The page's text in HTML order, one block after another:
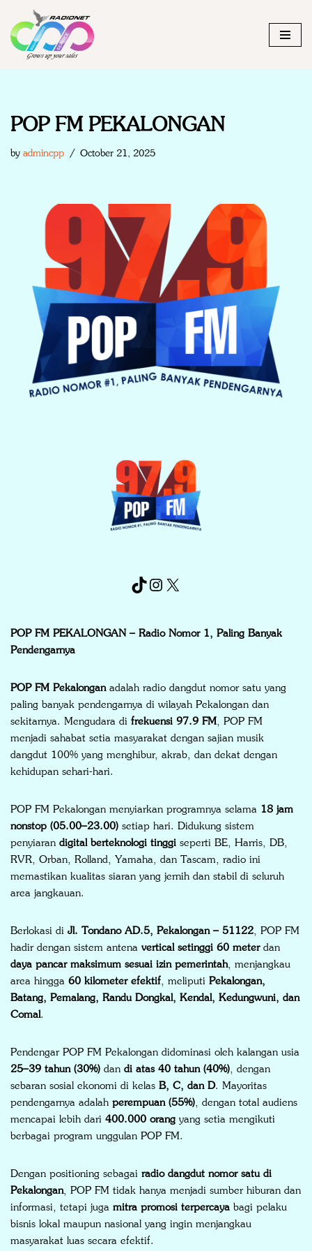
Skip
to
content
POP FM PEKALONGAN
by admincpp October 21, 2025
POP FM PEKALONGAN – Radio Nomor 1, Paling Banyak
Pendengarnya
POP FM Pekalonganadalah radio dangdut nomor satu yang
paling banyak pendengarnya di wilayah Pekalongan dan
sekitarnya. Mengudara di frekuensi 97.9 FM , POP FM
menjadi sahabat setia masyarakat dengan sajian musik
dangdut 100% yang menghibur, akrab, dan dekat dengan
kehidupan sehari-hari.
POP FM Pekalongan menyiarkan programnya selama 18 jam
nonstop (05.00–23.00) setiap hari. Didukung sistem
penyiaran digital berteknologi tinggi seperti BE, Harris, DB,
RVR, Orban, Rolland, Yamaha, dan Tascam, radio ini
memastikan kualitas siaran yang jernih dan stabil di seluruh
area jangkauan.
Berlokasi di Jl. Tondano AD.5, Pekalongan – 51122 , POP FM
hadir dengan sistem antena vertical setinggi 60 meterdan
daya pancar maksimum sesuai izin pemerintah , menjangkau
area hingga 60 kilometer efektif , meliputi Pekalongan,
Batang, Pemalang, Randu Dongkal, Kendal, Kedungwuni, dan
Comal.
Pendengar POP FM Pekalongan didominasi oleh kalangan usia
25–39 tahun (30%) dan di atas 40 tahun (40%) , dengan
sebaran sosial ekonomi di kelas B, C, dan D. Mayoritas
pendengarnya adalah perempuan (55%) , dengan total audiens
mencapai lebih dari 400.000 orang yang setia mengikuti
berbagai program unggulan POP FM.
Dengan positioning sebagai radio dangdut nomor satu di
Pekalongan, POP FM tidak hanya menjadi sumber hiburan dan
informasi, tetapi juga mitra promosi terpercaya bagi pelaku
bisnis lokal maupun nasional yang ingin menjangkau
masyarakat luas secara efektif.